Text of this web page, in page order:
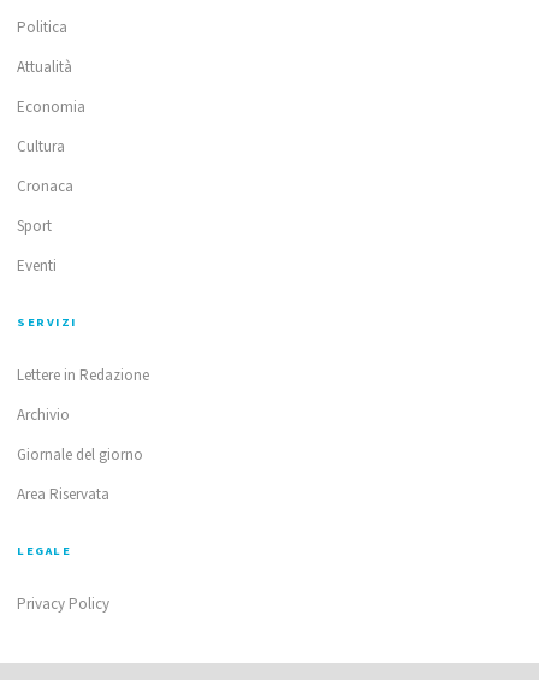
Politica
Attualità
Economia
Cultura
Cronaca
Sport
Eventi
SERVIZI
Lettere in Redazione
Archivio
Giornale del giorno
Area Riservata
LEGALE
Privacy Policy